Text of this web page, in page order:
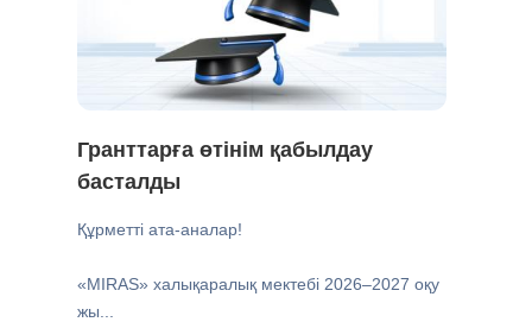
Гранттарға өтінім қабылдау
басталды
Құрметті ата-аналар!
«MIRAS» халықаралық мектебі 2026–2027 оқу
жы...